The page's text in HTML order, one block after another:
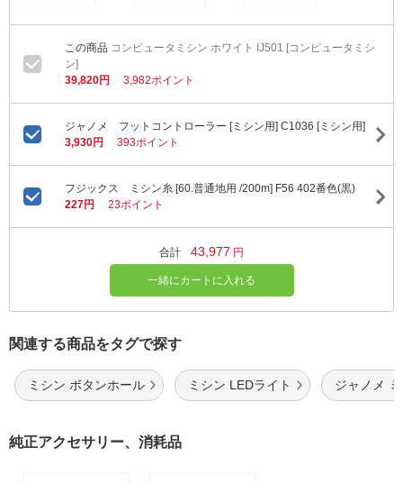
コンピュータミシン ホワイト IJ501 [コンピュータミシ
ン]
39,820円
3,982ポイント
ジャノメ フットコントローラー [ミシン用] C1036 [ミシン用]
3,930円
393ポイント
フジックス ミシン糸 [60.普通地用 /200m] F56 402番色(黒)
227円
23ポイント
合計 43,977 円
一緒にカートに入れる
関連する商品をタグで探す
ミシン ボタンホール ミシン LEDライト ジャノメ
純正アクセサリー、消耗品